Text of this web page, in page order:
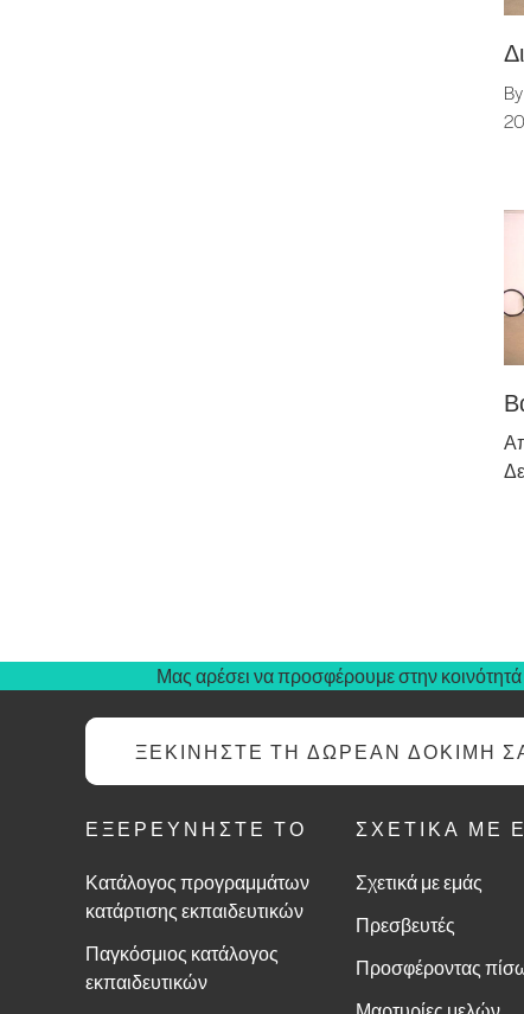
Μας αρέσει να προσφέρουμε στην
ΞΕΚΙΝΉΣΤΕ ΤΗ ΔΩΡΕΆΝ ΔΟΚΙΜΉ
ΕΞΕΡΕΥΝΉΣΤΕ ΤΟ
Κατάλογος προγραμμάτων
κατάρτισης εκπαιδευτικών
Παγκόσμιος κατάλογος
εκπαιδευτικών
ΣΧΕΤΙΚΆ ΜΕ
Σχετικά με εμάς
Πρεσβευτές
Προσφέροντας